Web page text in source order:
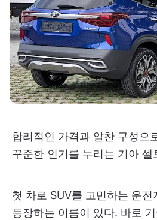
합리적인 가격과 알찬 구성으
꾸준한 인기를 누리는 기아 셀
첫 차로 SUV를 고민하는 운
등장하는 이름이 있다. 바로